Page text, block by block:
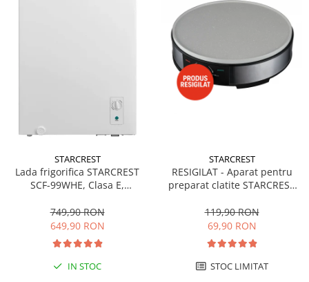
STARCREST
Lada frigorifica STARCREST
SCF-99WHE, Clasa E,
convertibil - functie frigider,
Termostat reglabil, Alb
749,90 RON
649,90 RON
IN STOC
STARCREST
RESIGILAT - Aparat pentru
preparat clatite STARCREST
invelis ceramic antiaderent,
30 cm, Inox / Negru
119,90 RON
69,90 RON
STOC LIMITAT